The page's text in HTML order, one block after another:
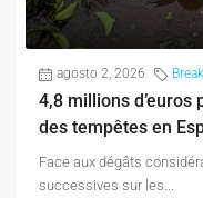
agosto 2, 2026
4,8 millions
des tempêtes en
Face aux dégâts
successives sur les...